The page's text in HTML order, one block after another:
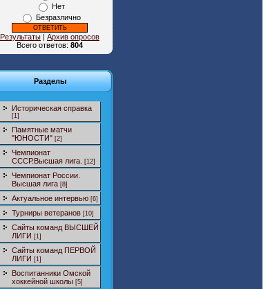
Нет
Безразлично
Результаты | Архив опросов
Всего ответов: 804
Разделы
Историческая справка
[1]
Памятные матчи
"ЮНОСТИ" [2]
Чемпионат
СССР.Высшая лига.
[12]
Чемпионат России.
Высшая лига [8]
Актуальное интервью [6]
Турниры ветеранов [10]
Сайты команд ВЫСШЕЙ
ЛИГИ [1]
Сайты команд ПЕРВОЙ
ЛИГИ [1]
Воспитанники Омской
хоккейной школы [5]